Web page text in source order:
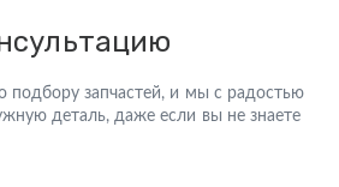
подбору запчастей, и мы с радостью
деталь, даже если вы не знаете